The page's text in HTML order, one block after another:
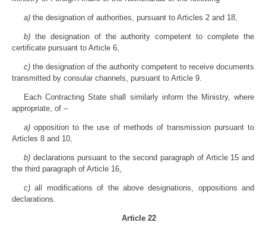
a) the designation of authorities, pursuant to Articles 2 and 18,
b) the designation of the authority competent to complete the
certificate pursuant to Article 6,
c) the designation of the authority competent to receive documents
transmitted by consular channels, pursuant to Article 9.
Each Contracting State shall similarly inform the Ministry, where
appropriate, of –
a) opposition to the use of methods of transmission pursuant to
Articles 8 and 10,
b) declarations pursuant to the second paragraph of Article 15 and
the third paragraph of Article 16,
c) all modifications of the above designations, oppositions and
declarations.
Article 22